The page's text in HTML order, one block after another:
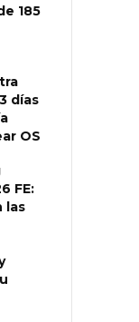
185
días
OS
FE:
las